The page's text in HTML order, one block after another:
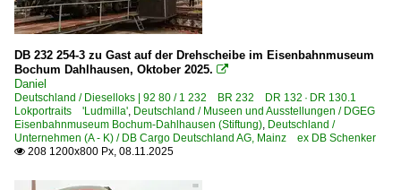
Neuses (bei Kronach)
Neuwied
Nordhausen
Oranienburg
Ostseebad Binz
DB 232 254-3 zu Gast auf der Drehscheibe im Eisenbahnmuseum
Bochum Dahlhausen, Oktober 2025. 
Daniel
Deutschland / Dieselloks | 92 80 / 1 232 BR 232 DR 132 · DR 130.1
Lokportraits 'Ludmilla', Deutschland / Museen und Ausstellungen / DGEG
Eisenbahnmuseum Bochum-Dahlhausen (Stiftung), Deutschland /
Unternehmen (A - K) / DB Cargo Deutschland AG, Mainz ex DB Schenker
 208 1200x800 Px, 08.11.2025